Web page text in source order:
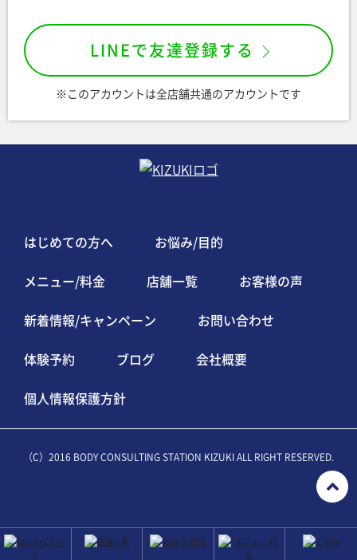
LINEで友達登録する
※このアカウントは全店舗共通のアカウントです
はじめての方へ お悩み/目的
メニュー/料金 店舗一覧 お客様の声
新着情報/キャンペーン お問い合わせ
体験予約 ブログ 会社概要
個人情報保護方針
（C）2016 BODY CONSULTING STATION KIZUKI ALL RIGHT RESERVED.